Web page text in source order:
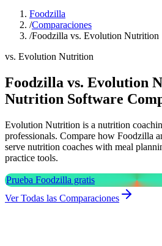
Foodzilla
/Comparaciones
/Foodzilla vs. Evolution Nutrition
vs. Evolution Nutrition
Foodzilla vs. Evolution
Nutrition Software
Evolution Nutrition is a nutrition
professionals. Compare how Foodzilla
serve nutrition coaches with meal
practice tools.
Prueba Foodzilla gratis
Ver Todas las Comparaciones